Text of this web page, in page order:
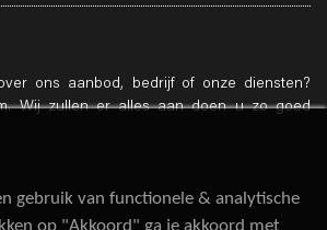
ons aanbod, bedrijf of onze diensten?
Wij zullen er alles aan doen u zo goed
gebruik van functionele & analytische
op "Akkoord" ga je akkoord met